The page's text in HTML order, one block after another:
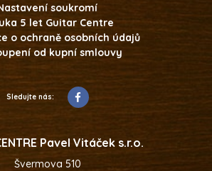
soukromí
5 let Guitar Centre
o ochraně osobních údajů
od kupní smlouvy
Sledujte nás:
Pavel Vitáček s.r.o.
Švermova 510